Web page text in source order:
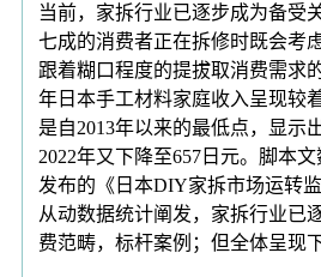
当前，家拆行业已逐步成为备受
七成的消费者正在拆修时既会考
跟着糊口程度的提拔取消费需求
年日本手工材料家庭收入呈现较
是自2013年以来的最低点，显示
2022年又下降至657日元。脚本
发布的《日本DIY家拆市场运转
从动数据统计阐发，家拆行业已
费范畴，标杆案例；但全体呈现